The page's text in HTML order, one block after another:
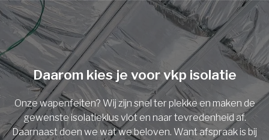
Isolatiemaatregel
Spouwisolatie
Vloerisolatie
Dakisolatie
U komt in aanmerking voor
subsidie!
Vul uw gegevens in en ontvang nu direct uw
berekening per mail.
Voornaam
Daarom kies je voor vkp isolatie
Onze wapenfeiten? Wij zijn snel ter plekke en maken de
gewenste isolatieklus vlot en naar tevredenheid af.
Daarnaast doen we wat we beloven. Want afspraak is bij